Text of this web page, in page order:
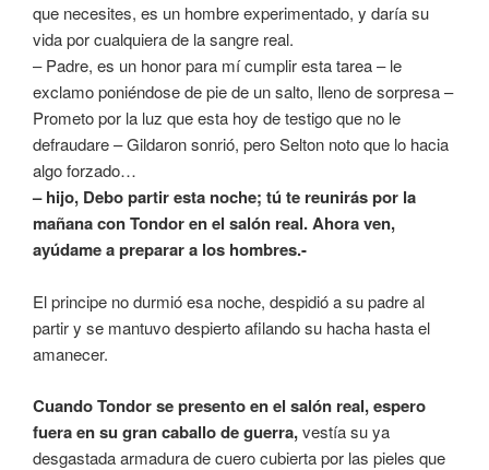
que necesites, es un hombre experimentado, y daría su
vida por cualquiera de la sangre real.
– Padre, es un honor para mí cumplir esta tarea – le
exclamo poniéndose de pie de un salto, lleno de sorpresa –
Prometo por la luz que esta hoy de testigo que no le
defraudare – Gildaron sonrió, pero Selton noto que lo hacia
algo forzado…
– hijo, Debo partir esta noche; tú te reunirás por la
mañana con Tondor en el salón real. Ahora ven,
ayúdame a preparar a los hombres.-
El principe no durmió esa noche, despidió a su padre al
partir y se mantuvo despierto afilando su hacha hasta el
amanecer.
Cuando Tondor se presento en el salón real, espero
fuera en su gran caballo de guerra,vestía su ya
desgastada armadura de cuero cubierta por las pieles que